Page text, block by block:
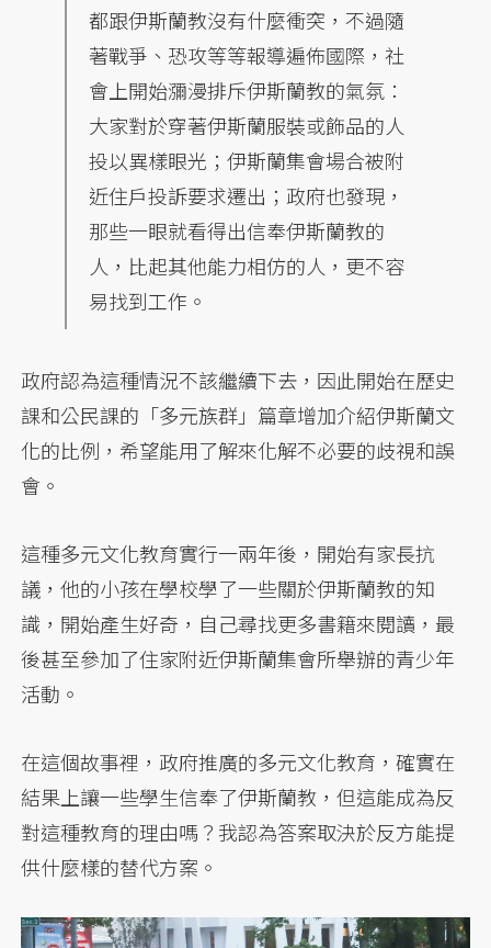
都跟伊斯蘭教沒有什麼衝突，不過隨
著戰爭、恐攻等等報導遍佈國際，社
會上開始瀰漫排斥伊斯蘭教的氣氛：
大家對於穿著伊斯蘭服裝或飾品的人
投以異樣眼光；伊斯蘭集會場合被附
近住戶投訴要求遷出；政府也發現，
那些一眼就看得出信奉伊斯蘭教的
人，比起其他能力相仿的人，更不容
易找到工作。
政府認為這種情況不該繼續下去，因此開始在歷史
課和公民課的「多元族群」篇章增加介紹伊斯蘭文
化的比例，希望能用了解來化解不必要的歧視和誤
會。
這種多元文化教育實行一兩年後，開始有家長抗
議，他的小孩在學校學了一些關於伊斯蘭教的知
識，開始產生好奇，自己尋找更多書籍來閱讀，最
後甚至參加了住家附近伊斯蘭集會所舉辦的青少年
活動。
在這個故事裡，政府推廣的多元文化教育，確實在
結果上讓一些學生信奉了伊斯蘭教，但這能成為反
對這種教育的理由嗎？我認為答案取決於反方能提
供什麼樣的替代方案。